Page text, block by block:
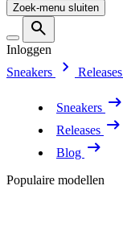
Zoek-menu sluiten
Inloggen
Sneakers
Releases
Sneakers
Releases
Blog
Populaire modellen